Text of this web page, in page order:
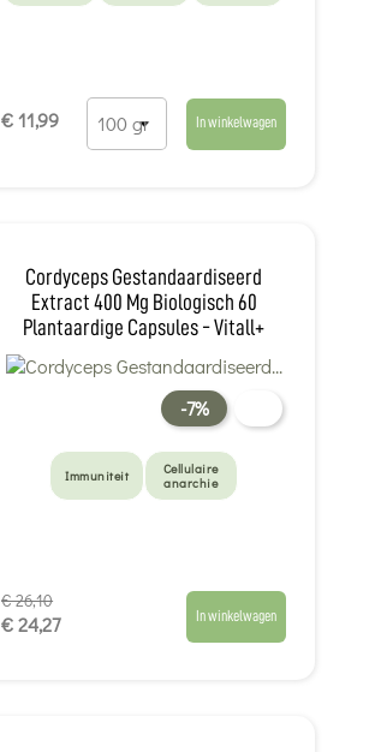
€ 11,99 In winkelwagen
Cordyceps Gestandaardiseerd
Extract 400 Mg Biologisch 60
Plantaardige Capsules - Vitall+
-7%
Immuniteit
Cellulaire
anarchie
€ 26,10
€ 24,27 In winkelwagen